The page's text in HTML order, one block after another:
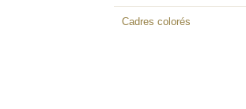
Cadres colorés